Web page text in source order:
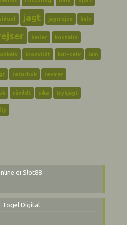
jagt jagtrejse kalv
keiler koszalin
kronvildt kør-selv lam
returbuk revirer
råvildt sika trykjagt
di Slot88
Togel Digital